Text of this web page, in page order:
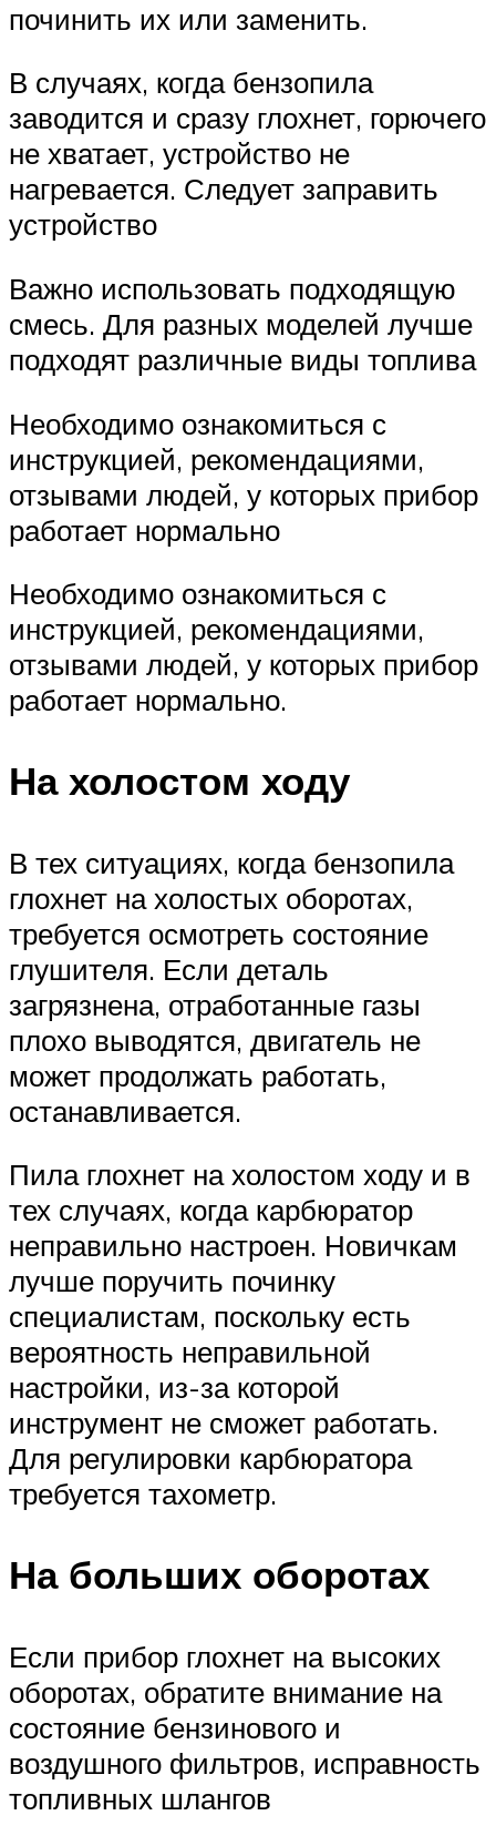
починить их или заменить.
В случаях, когда бензопила
заводится и сразу глохнет, горючего
не хватает, устройство не
нагревается. Следует заправить
устройство
Важно использовать подходящую
смесь. Для разных моделей лучше
подходят различные виды топлива
Необходимо ознакомиться с
инструкцией, рекомендациями,
отзывами людей, у которых прибор
работает нормально
Необходимо ознакомиться с
инструкцией, рекомендациями,
отзывами людей, у которых прибор
работает нормально.
На холостом ходу
В тех ситуациях, когда бензопила
глохнет на холостых оборотах,
требуется осмотреть состояние
глушителя. Если деталь
загрязнена, отработанные газы
плохо выводятся, двигатель не
может продолжать работать,
останавливается.
Пила глохнет на холостом ходу и в
тех случаях, когда карбюратор
неправильно настроен. Новичкам
лучше поручить починку
специалистам, поскольку есть
вероятность неправильной
настройки, из-за которой
инструмент не сможет работать.
Для регулировки карбюратора
требуется тахометр.
На больших оборотах
Если прибор глохнет на высоких
оборотах, обратите внимание на
состояние бензинового и
воздушного фильтров, исправность
топливных шлангов